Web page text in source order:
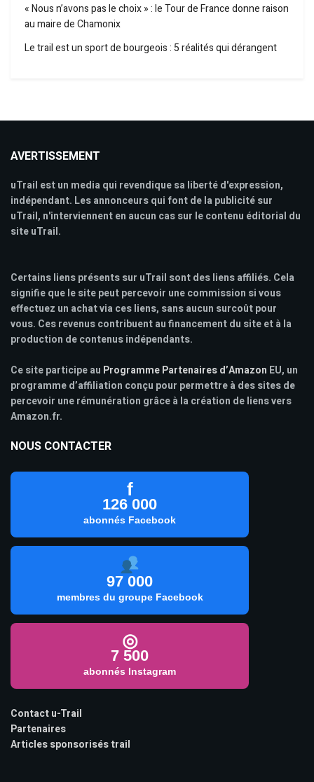
« Nous n’avons pas le choix » : le Tour de France donne raison
au maire de Chamonix
Le trail est un sport de bourgeois : 5 réalités qui dérangent
AVERTISSEMENT
uTrail est un media qui revendique sa liberté d'expression,
indépendant. Les annonceurs qui font de la publicité sur
uTrail, n'interviennent en aucun cas sur le contenu éditorial du
site uTrail.
Certains liens présents sur uTrail sont des liens affiliés. Cela
signifie que le site peut percevoir une commission si vous
effectuez un achat via ces liens, sans aucun surcoût pour
vous. Ces revenus contribuent au financement du site et à la
production de contenus indépendants.
Ce site participe au Programme Partenaires d’Amazon EU, un
programme d’affiliation conçu pour permettre à des sites de
percevoir une rémunération grâce à la création de liens vers
Amazon.fr.
NOUS CONTACTER
f
126 000
abonnés Facebook
97 000
membres du groupe Facebook
◎
7 500
abonnés Instagram
Contact u-Trail
Partenaires
Articles sponsorisés trail